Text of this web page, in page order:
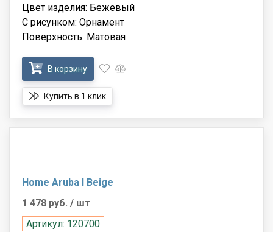
Цвет изделия: Бежевый
С рисунком: Орнамент
Поверхность: Матовая
В корзину
Купить в 1 клик
Home Aruba I Beige
1 478 руб. / шт
Артикул: 120700